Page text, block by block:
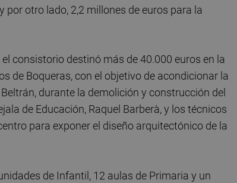
por otro lado, 2,2 millones de euros para la
consistorio destinó más de 40.000 euros en la
de Boqueras, con el objetivo de acondicionar la
durante la demolición y construcción del
de Educación, Raquel Barberà, y los técnicos
para exponer el diseño arquitectónico de la
de Infantil, 12 aulas de Primaria y un